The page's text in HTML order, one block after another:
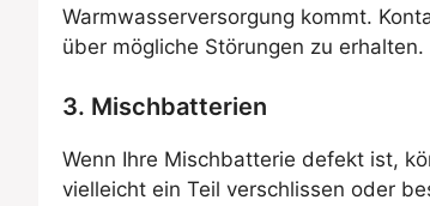
Warmwasserversorgung kommt.
über mögliche Störungen zu erhalten.
3. Mischbatterien
Wenn Ihre Mischbatterie defekt ist,
vielleicht ein Teil verschlissen oder